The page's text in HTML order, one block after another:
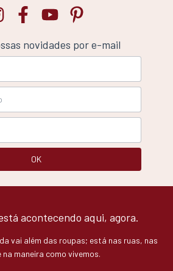
novidades por e-mail
acontecendo aqui, agora.
vai além das roupas; está nas ruas, nas
na maneira como vivemos.